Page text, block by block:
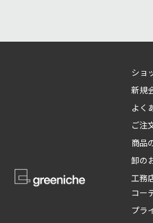
ショ
新規
よく
ご注
商品
卸の
工務
コー
プラ